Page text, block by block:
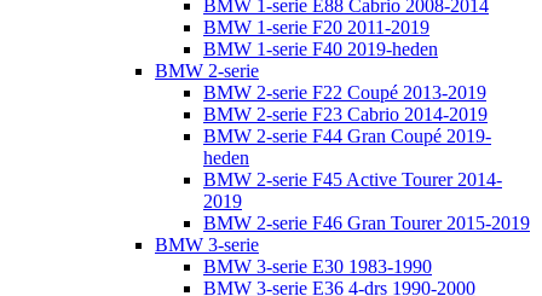
BMW 1-serie E88 Cabrio 2008-2014
BMW 1-serie F20 2011-2019
BMW 1-serie F40 2019-heden
BMW 2-serie
BMW 2-serie F22 Coupé 2013-2019
BMW 2-serie F23 Cabrio 2014-2019
BMW 2-serie F44 Gran Coupé 2019-
heden
BMW 2-serie F45 Active Tourer 2014-
2019
BMW 2-serie F46 Gran Tourer 2015-2019
BMW 3-serie
BMW 3-serie E30 1983-1990
BMW 3-serie E36 4-drs 1990-2000